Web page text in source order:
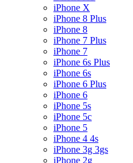
iPhone X
iPhone 8 Plus
iPhone 8
iPhone 7 Plus
iPhone 7
iPhone 6s Plus
iPhone 6s
iPhone 6 Plus
iPhone 6
iPhone 5s
iPhone 5c
iPhone 5
iPhone 4 4s
iPhone 3g 3gs
iPhone 2g